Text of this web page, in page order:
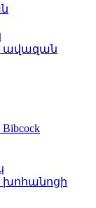
ավազան